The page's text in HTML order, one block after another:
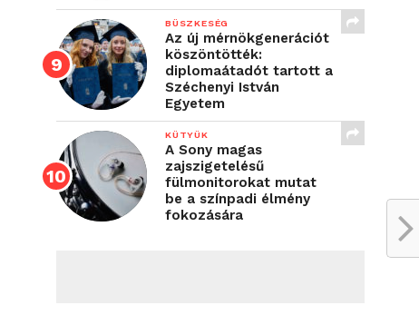
BÜSZKESÉG
Az új mérnökgenerációt
köszöntötték:
diplomaátadót tartott a
Széchenyi István
Egyetem
KÜTYÜK
A Sony magas
zajszigetelésű
fülmonitorokat mutat
be a színpadi élmény
fokozására